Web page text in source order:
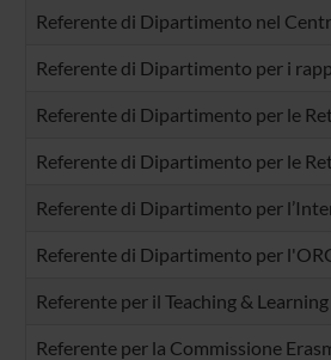
Referente di Dipartimento nel
Referente di Dipartimento per i
Referente di Dipartimento per le
Referente di Dipartimento per le
Referente di Dipartimento per
Referente di Dipartimento per
Referente per il Teaching &
Referente per la Commissione